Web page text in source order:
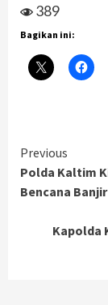
389
Bagikan ini:
Continue
Reading
Previous
Polda Kaltim
Bencana
Kapolda